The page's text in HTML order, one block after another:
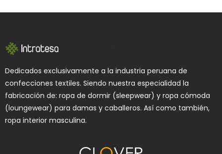
Dedicados exclusivamente a la industria peruana de
confecciones textiles. Siendo nuestra especialidad la
fabricación de: ropa de dormir (sleepwear) y ropa cómoda
(loungewear) para damas y caballeros. Así como también,
ropa interior masculina.